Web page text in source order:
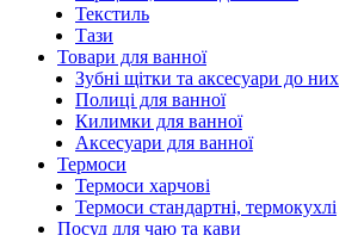
Текстиль
Тази
Товари для ванної
Зубні щітки та аксесуари до них
Полиці для ванної
Килимки для ванної
Аксесуари для ванної
Термоси
Термоси харчові
Термоси стандартні, термокухлі
Посуд для чаю та кави